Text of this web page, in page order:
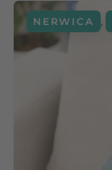
NERWICA